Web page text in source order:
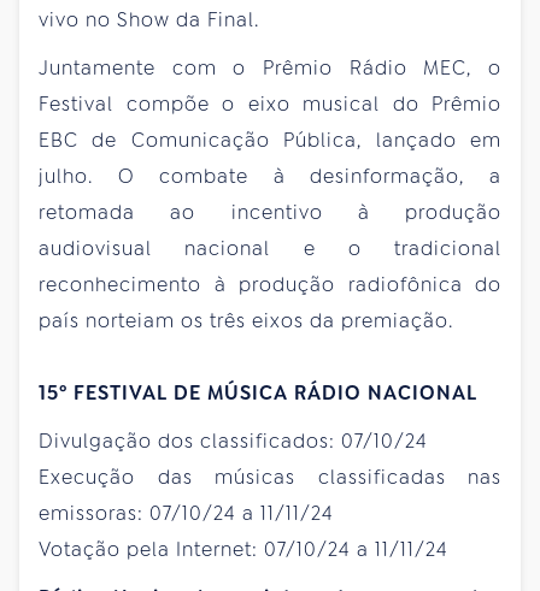
vivo no Show da Final.
Juntamente com o Prêmio Rádio MEC, o
Festival compõe o eixo musical do Prêmio
EBC de Comunicação Pública, lançado em
julho. O combate à desinformação, a
retomada ao incentivo à produção
audiovisual nacional e o tradicional
reconhecimento à produção radiofônica do
país norteiam os três eixos da premiação.
15º FESTIVAL DE MÚSICA RÁDIO NACIONAL
Divulgação dos classificados: 07/10/24
Execução das músicas classificadas nas
emissoras: 07/10/24 a 11/11/24
Votação pela Internet: 07/10/24 a 11/11/24